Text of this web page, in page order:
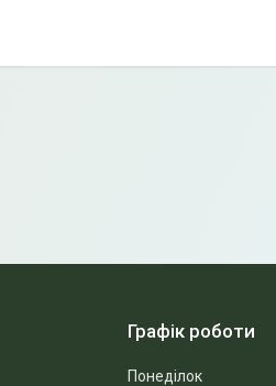
Графік роботи
Понеділок